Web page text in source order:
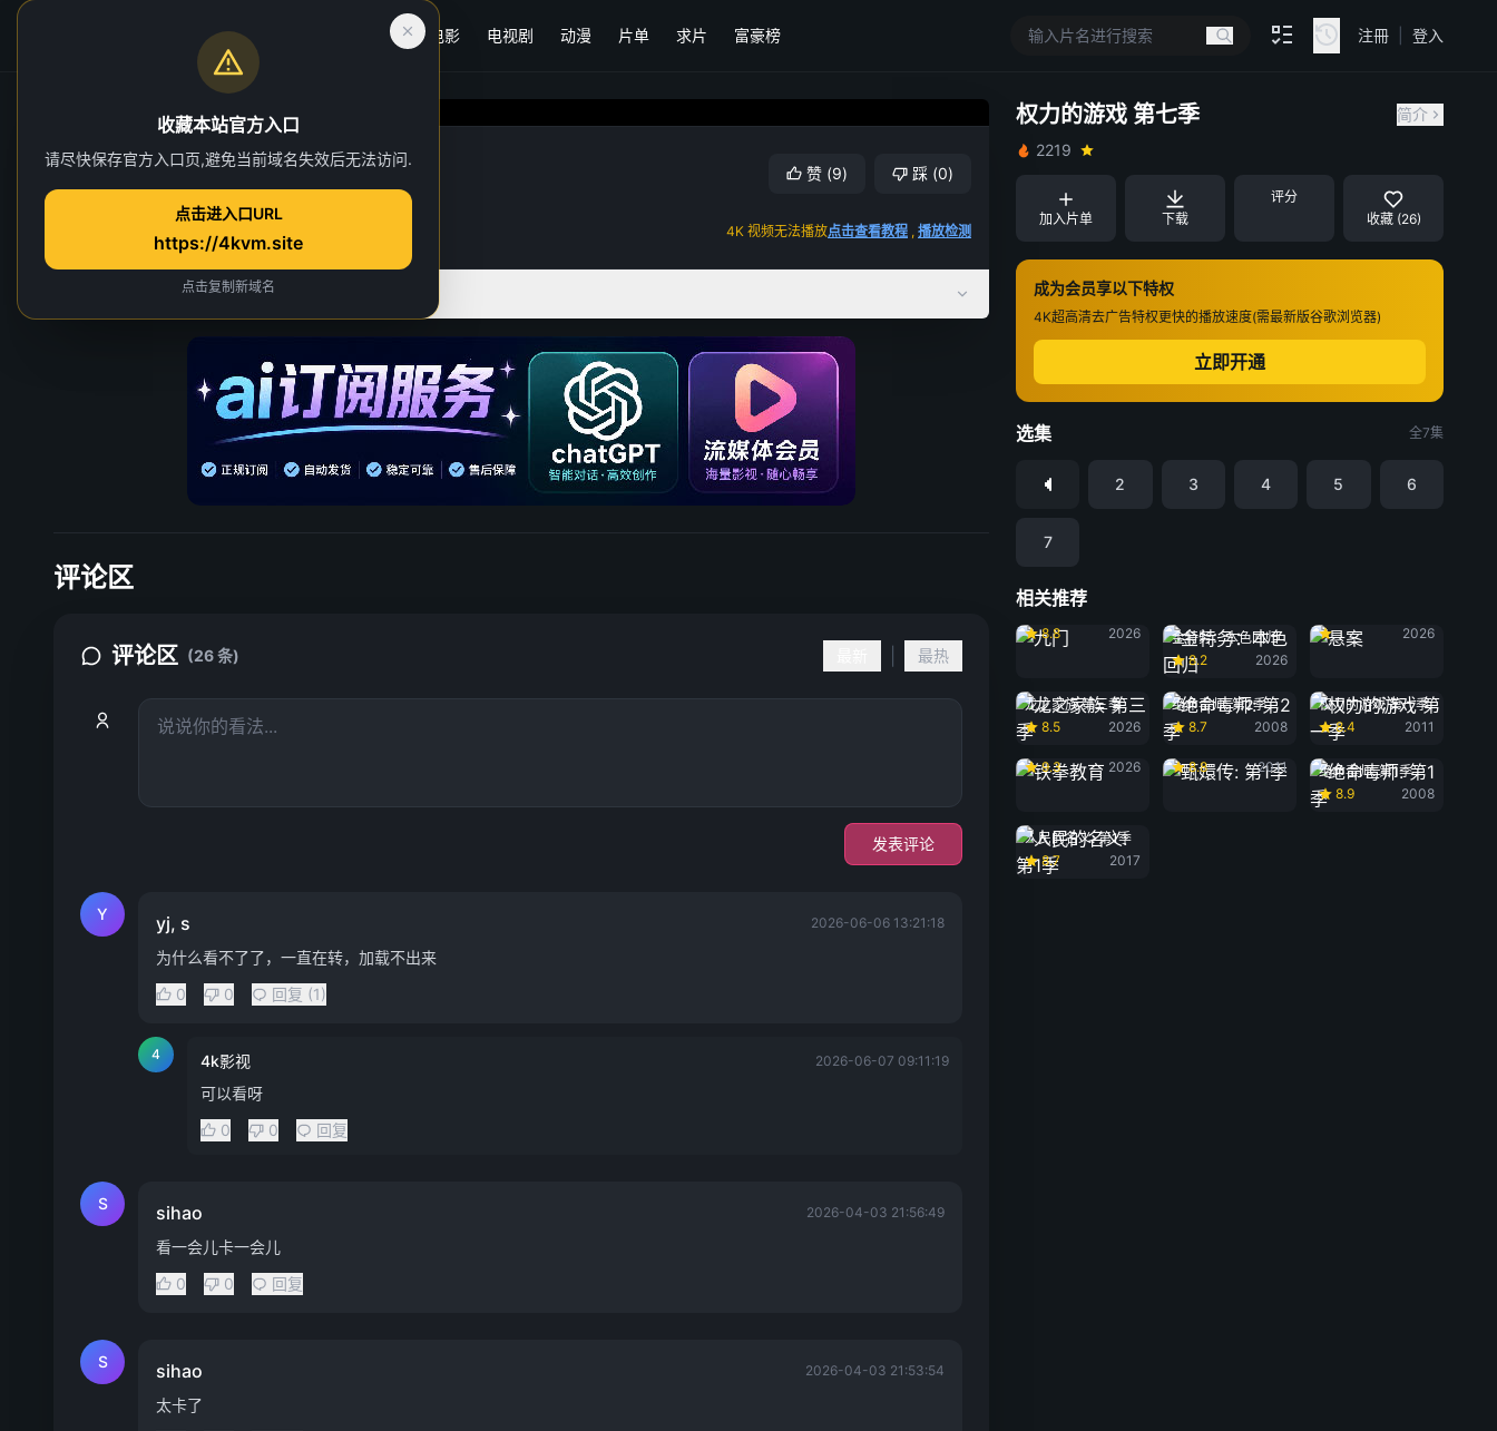
首页 电影 电视剧 动漫 片单 求片 富豪榜 注冊 登入
权力的游戏 第七季
第 1 集
赞 (9) 踩 (0)
4K 视频无法播放点击查看教程 , 播放检测
共 8 季
权力的游戏 第七季
简介
2219
加入片单 下载
评分
收藏 (26)
成为会员享以下特权
4K超高清去广告特权更快的播放速度(需最新版谷歌浏览器)
立即开通
选集 全7集
2 3 4 5 6
7
相关推荐
九门
8.8
2026
金特务：本色回归
8.2
2026
2026
龙之家族 第三季
8.5
2026
绝命毒师: 第2季
8.7
2008
权力的游戏 第一季
8.4
2011
铁拳教育
9.3
2026
甄嬛传: 第1季
8.8
2011
绝命毒师: 第1季
8.9
2008
人民的名义: 第1季
8.7
2017
评论区
评论区 (26 条) 最热
发表评论
Y yj, s 2026-06-06 13:21:18
为什么看不了了，一直在转，加载不出来
0
0 回复 (1)
4 4k影视 2026-06-07 09:11:19
可以看呀
0
0 回复
S sihao 2026-04-03 21:56:49
看一会儿卡一会儿
0
0 回复
S sihao 2026-04-03 21:53:54
太卡了
收藏本站官方入口
请尽快保存官方入口页,避免当前域名失效后无法访问.
点击进入口URL
https://4kvm.site
点击复制新域名